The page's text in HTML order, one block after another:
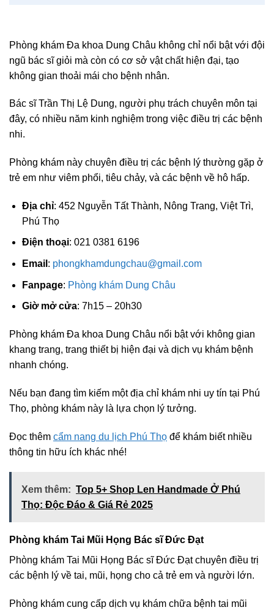
Phòng khám Đa khoa Dung Châu không chỉ nổi bật với đội
ngũ bác sĩ giỏi mà còn có cơ sở vật chất hiện đại, tạo
không gian thoải mái cho bệnh nhân.
Bác sĩ Trần Thị Lệ Dung, người phụ trách chuyên môn tại
đây, có nhiều năm kinh nghiệm trong việc điều trị các bệnh
nhi.
Phòng khám này chuyên điều trị các bệnh lý thường gặp ở
trẻ em như viêm phổi, tiêu chảy, và các bệnh về hô hấp.
Địa chỉ: 452 Nguyễn Tất Thành, Nông Trang, Việt Trì,
Phú Thọ
Điện thoại: 021 0381 6196
Email : phongkhamdungchau@gmail.com
Fanpage: Phòng khám Dung Châu
Giờ mở cửa: 7h15 – 20h30
Phòng khám Đa khoa Dung Châu nổi bật với không gian
khang trang, trang thiết bị hiện đại và dịch vụ khám bệnh
nhanh chóng.
Nếu bạn đang tìm kiếm một địa chỉ khám nhi uy tín tại Phú
Thọ, phòng khám này là lựa chọn lý tưởng.
Đọc thêm cẩm nang du lịch Phú Thọ để khám biết nhiều
thông tin hữu ích khác nhé!
Xem thêm: Top 5+ Shop Len Handmade Ở Phú
Thọ: Độc Đáo & Giá Rẻ 2025
Phòng khám Tai Mũi Họng Bác sĩ Đức Đạt
Phòng khám Tai Mũi Họng Bác sĩ Đức Đạt chuyên điều trị
các bệnh lý về tai, mũi, họng cho cả trẻ em và người lớn.
Phòng khám cung cấp dịch vụ khám chữa bệnh tai mũi